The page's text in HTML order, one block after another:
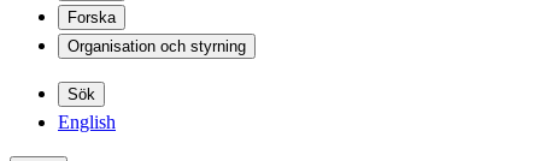
Forska
Organisation och styrning
Sök
English